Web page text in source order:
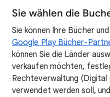
Sie wählen die
Sie können Ihre Bücher
Google Play Bücher-
können Sie die Länder
verkaufen möchten,
Rechteverwaltung (Digital
verwendet werden soll,